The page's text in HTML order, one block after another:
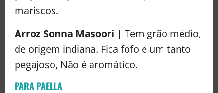
mariscos.
Arroz Sonna Masoori | Tem grão médio,
de origem indiana. Fica fofo e um tanto
pegajoso, Não é aromático.
PARA PAELLA